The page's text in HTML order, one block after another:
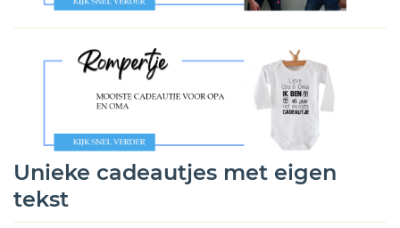
Unieke cadeautjes met eigen
tekst